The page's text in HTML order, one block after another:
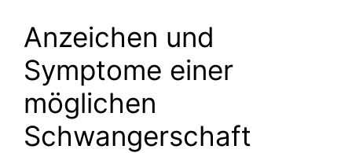
Anzeichen und
Symptome einer
möglichen
Schwangerschaft